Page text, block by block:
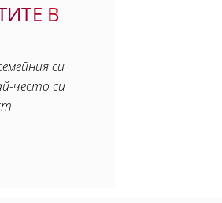
В
си
често си